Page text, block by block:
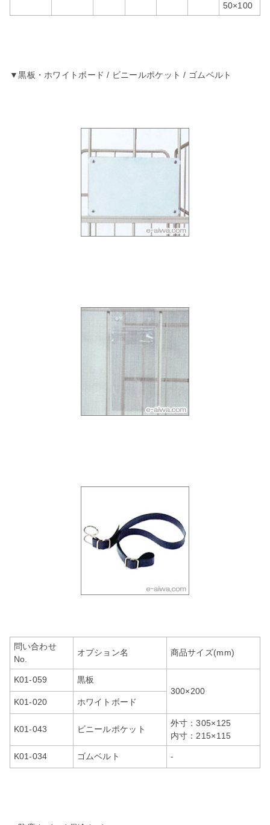
50×100
▼黒板・ホワイトボード / ビニールポケット / ゴムベルト
問い合わせ
No.
オプション名 商品サイズ(mm)
K01-059
黒板
300×200
K01-020
ホワイトボード
K01-043 ビニールポケット
外寸：305×125
内寸：215×115
K01-034 ゴムベルト -